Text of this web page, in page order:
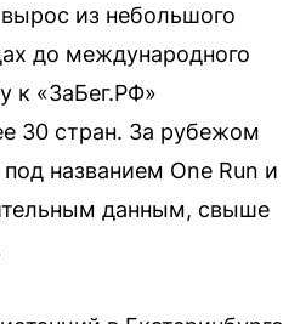
из небольшого
до международного
к «ЗаБег.РФ»
30 стран. За рубежом
названием One Run и
данным, свыше